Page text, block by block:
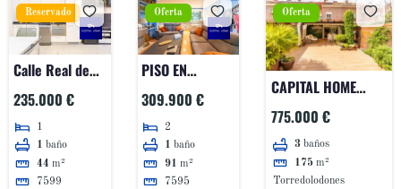
Reservado
Calle Real de
San Sebastián
30, Brunete
235.000 €
1
1 baño
44 m²
7599
Oferta
PISO EN
URBANIZACIÓN
LAS ROCAS
309.900 €
2
1 baño
91 m²
7595
Oferta
CAPITAL HOME
VENDE EN
EXCLUSIVA
MAGNÍFICO CHALET
ADOSADO EN PUNTA
775.000 €
3 baños
175 m²
Torredolodones